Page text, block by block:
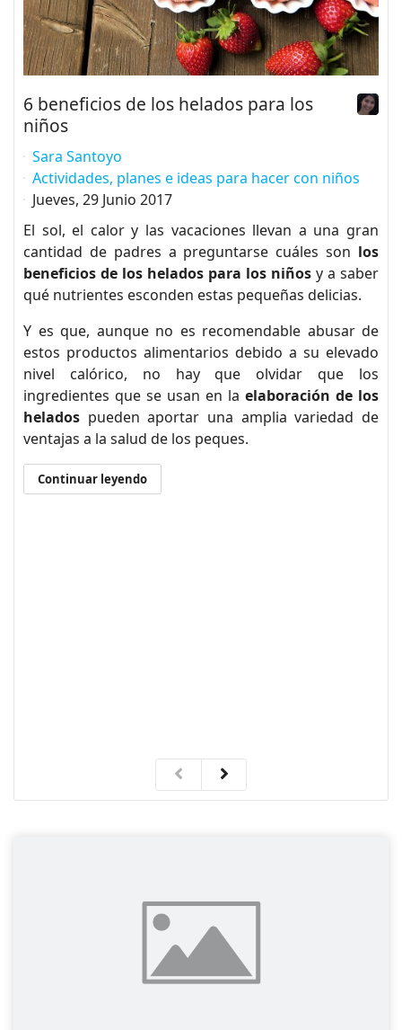
6 beneficios de los helados para los
niños
Sara Santoyo
Actividades, planes e ideas para hacer con niños
Jueves, 29 Junio 2017
El sol, el calor y las vacaciones llevan a una gran
cantidad de padres a preguntarse cuáles son los
beneficios de los helados para los niños y a saber
qué nutrientes esconden estas pequeñas delicias.
Y es que, aunque no es recomendable abusar de
estos productos alimentarios debido a su elevado
nivel calórico, no hay que olvidar que los
ingredientes que se usan en la elaboración de los
helados pueden aportar una amplia variedad de
ventajas a la salud de los peques.
Continuar leyendo